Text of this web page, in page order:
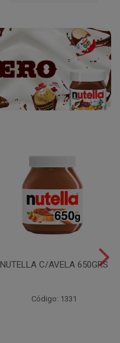
NUTELLA C/AVELA 650GRS
Código: 1331